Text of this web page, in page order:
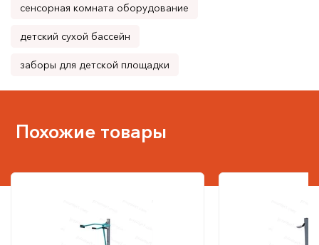
сенсорная комната оборудование
детский сухой бассейн
заборы для детской площадки
Похожие товары